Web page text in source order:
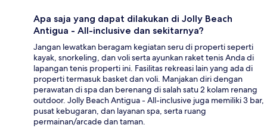
Apa saja yang dapat dilakukan di Jolly Beach
Antigua - All-inclusive dan sekitarnya?
Jangan lewatkan beragam kegiatan seru di properti seperti
kayak, snorkeling, dan voli serta ayunkan raket tenis Anda di
lapangan tenis properti ini. Fasilitas rekreasi lain yang ada di
properti termasuk basket dan voli. Manjakan diri dengan
perawatan di spa dan berenang di salah satu 2 kolam renang
outdoor. Jolly Beach Antigua - All-inclusive juga memiliki 3 bar,
pusat kebugaran, dan layanan spa, serta ruang
permainan/arcade dan taman.